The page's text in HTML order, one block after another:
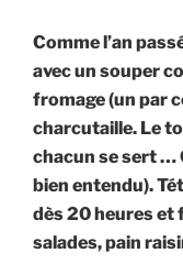
Comme l’an
avec un souper
fromage (un par
charcutaille. Le
chacun se sert …
bien entendu).
dès 20 heures et
salades, pain